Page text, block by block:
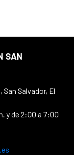
SAN
San Salvador, El
y de 2:00 a 7:00